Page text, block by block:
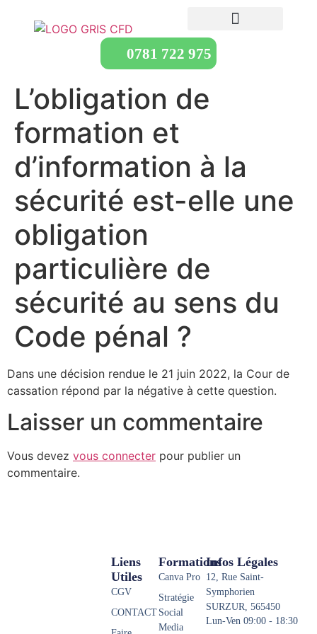
0781 722 975
L’obligation de
formation et
d’information à la
sécurité est-elle une
obligation
particulière de
sécurité au sens du
Code pénal ?
Dans une décision rendue le 21 juin 2022, la Cour de
cassation répond par la négative à cette question.
Laisser un commentaire
Vous devez vous connecter pour publier un
commentaire.
Formations
Canva Pro
Stratégie
Social
Media
Liens
Utiles
CGV
CONTACT
Infos Légales
12, Rue Saint-
Symphorien
SURZUR, 565450
Lun-Ven 09:00 - 18:30